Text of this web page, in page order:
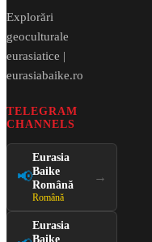
Explorări
geoculturale
eurasiatice |
eurasiabaike.ro
TELEGRAM
CHANNELS
📢
Eurasia
Baike
Română
Română
→
Eurasia
Baike